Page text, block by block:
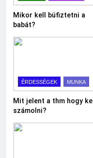
Mikor kell büfiztetni a
babát?
ÉRDESSÉGEK MUNKA
Mit jelent a thm hogy kell
számolni?